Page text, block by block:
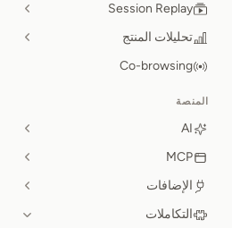
Session Replay
تحليلات المنتج
Co-browsing
المنصة
AI
MCP
الإضافات
التكاملات